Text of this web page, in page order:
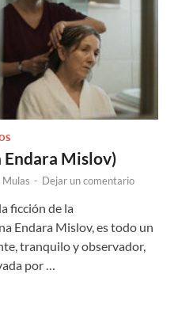
Mislov)
- Dejar un comentario
ficción de la
Endara Mislov, es todo un
tranquilo y observador,
por …